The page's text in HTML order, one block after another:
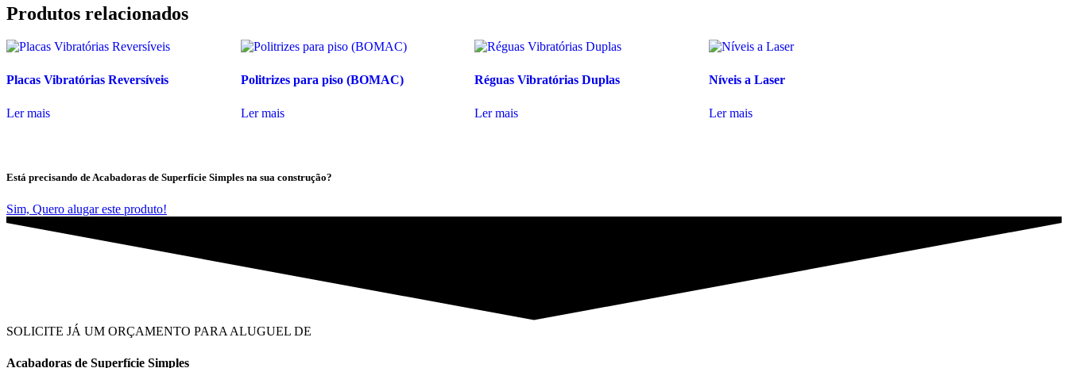
Produtos relacionados
Placas Vibratórias Reversíveis
Ler mais
Politrizes para piso (BOMAC)
Ler mais
Réguas Vibratórias Duplas
Ler mais
Níveis a Laser
Ler mais
Está precisando de Acabadoras de Superfície Simples na sua construção?
Sim, Quero alugar este produto!
SOLICITE JÁ UM ORÇAMENTO PARA ALUGUEL DE
Acabadoras de Superfície Simples